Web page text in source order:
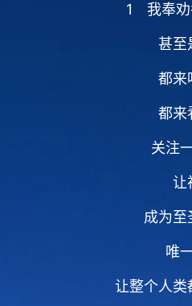
1 我奉劝
甚至
都来
都来
关注
让
成为至
唯
让整个人类